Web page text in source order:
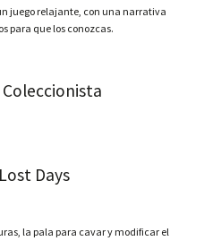
juego relajante, con una narrativa
para que los conozcas.
Days
la pala para cavar y modificar el